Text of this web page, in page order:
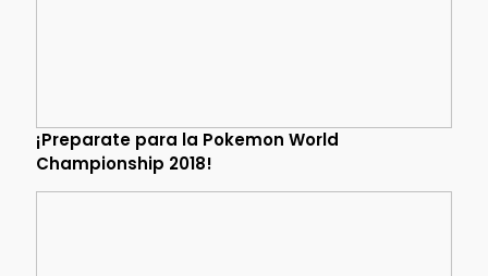
¡Preparate para la Pokemon World
Championship 2018!